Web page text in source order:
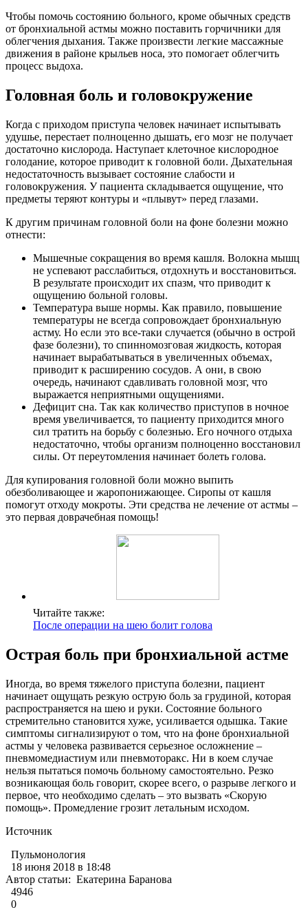
Чтобы помочь состоянию больного, кроме обычных средств
от бронхиальной астмы можно поставить горчичники для
облегчения дыхания. Также произвести легкие массажные
движения в районе крыльев носа, это помогает облегчить
процесс выдоха.
Головная боль и головокружение
Когда с приходом приступа человек начинает испытывать
удушье, перестает полноценно дышать, его мозг не получает
достаточно кислорода. Наступает клеточное кислородное
голодание, которое приводит к головной боли. Дыхательная
недостаточность вызывает состояние слабости и
головокружения. У пациента складывается ощущение, что
предметы теряют контуры и «плывут» перед глазами.
К другим причинам головной боли на фоне болезни можно
отнести:
Мышечные сокращения во время кашля. Волокна мышц
не успевают расслабиться, отдохнуть и восстановиться.
В результате происходит их спазм, что приводит к
ощущению больной головы.
Температура выше нормы. Как правило, повышение
температуры не всегда сопровождает бронхиальную
астму. Но если это все-таки случается (обычно в острой
фазе болезни), то спинномозговая жидкость, которая
начинает вырабатываться в увеличенных объемах,
приводит к расширению сосудов. А они, в свою
очередь, начинают сдавливать головной мозг, что
выражается неприятными ощущениями.
Дефицит сна. Так как количество приступов в ночное
время увеличивается, то пациенту приходится много
сил тратить на борьбу с болезнью. Его ночного отдыха
недостаточно, чтобы организм полноценно восстановил
силы. От переутомления начинает болеть голова.
Для купирования головной боли можно выпить
обезболивающее и жаропонижающее. Сиропы от кашля
помогут отходу мокроты. Эти средства не лечение от астмы –
это первая доврачебная помощь!
Читайте также:
После операции на шею болит голова
Острая боль при бронхиальной астме
Иногда, во время тяжелого приступа болезни, пациент
начинает ощущать резкую острую боль за грудиной, которая
распространяется на шею и руки. Состояние больного
стремительно становится хуже, усиливается одышка. Такие
симптомы сигнализируют о том, что на фоне бронхиальной
астмы у человека развивается серьезное осложнение –
пневмомедиастиум или пневмоторакс. Ни в коем случае
нельзя пытаться помочь больному самостоятельно. Резко
возникающая боль говорит, скорее всего, о разрыве легкого и
первое, что необходимо сделать – это вызвать «Скорую
помощь». Промедление грозит летальным исходом.
Источник
Пульмонология
18 июня 2018 в 18:48
Автор статьи: Екатерина Баранова
4946
0